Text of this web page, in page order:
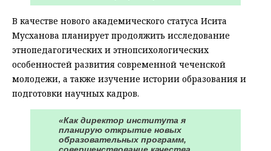
В качестве нового академического статуса Исита
Мусханова планирует продолжить исследование
этнопедагогических и этнопсихологических
особенностей развития современной чеченской
молодежи, а также изучение истории образования и
подготовки научных кадров.
«Как директор института я
планирую открытие новых
образовательных программ,
совершенствование качества